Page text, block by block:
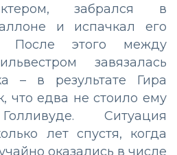
забрался в
и испачкал его
После этого между
завязалась
– в результате Гира
что едва не стоило ему
Ситуация
лет спустя, когда
оказались в числе